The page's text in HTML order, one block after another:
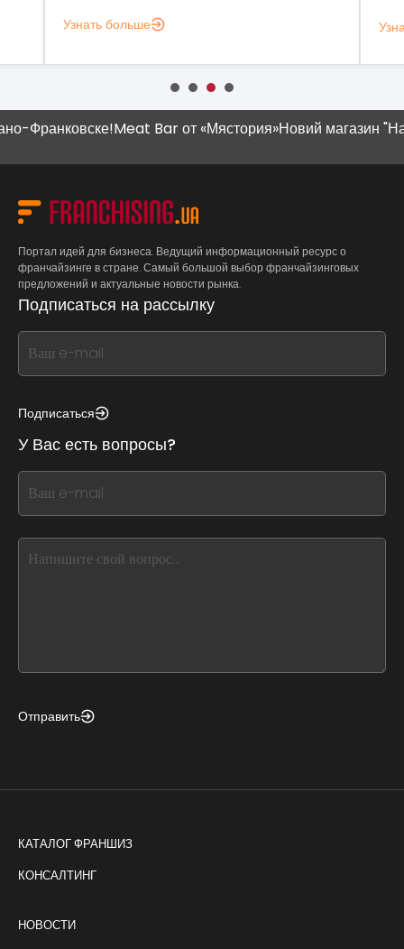
Узнать больше
Meat Bar от «Мястория»Новий магазин "Наш
Портал идей для бизнеса. Ведущий информационный ресурс о
франчайзинге в стране. Самый большой выбор франчайзинговых
предложений и актуальные новости рынка.
Подписаться на рассылку
If
you
this,
this
form
field
blank
Подписаться
У Вас есть вопросы?
If
you
this,
Отправить
КАТАЛОГ ФРАНШИЗ
КОНСАЛТИНГ
НОВОСТИ